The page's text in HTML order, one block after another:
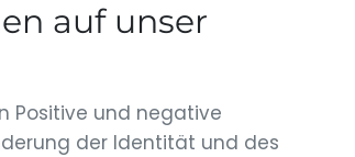
auf unser
Positive und negative
der Identität und des